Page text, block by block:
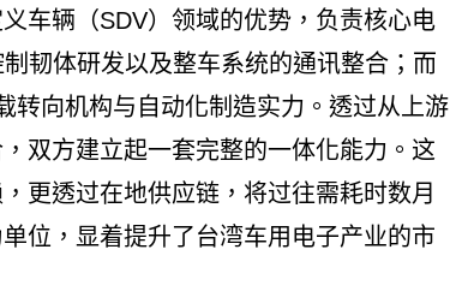
车辆（SDV）领域的优势，负责核心电
韧体研发以及整车系统的通讯整合；而
转向机构与自动化制造实力。透过从上游
双方建立起一套完整的一体化能力。这
更透过在地供应链，将过往需耗时数月
位，显着提升了台湾车用电子产业的市